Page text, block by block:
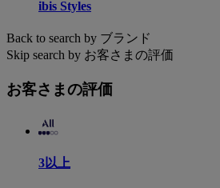
ibis Styles
Back to search by ブランド
Skip search by お客さまの評価
お客さまの評価
3以上